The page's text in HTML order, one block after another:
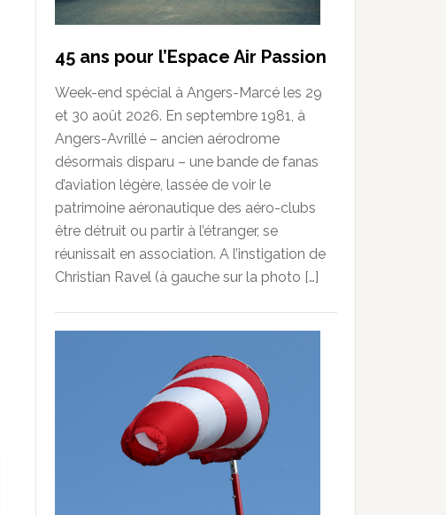
45 ans pour l’Espace Air Passion
Week-end spécial à Angers-Marcé les 29
et 30 août 2026. En septembre 1981, à
Angers-Avrillé – ancien aérodrome
désormais disparu – une bande de fanas
d’aviation légère, lassée de voir le
patrimoine aéronautique des aéro-clubs
être détruit ou partir à l’étranger, se
réunissait en association. A l’instigation de
Christian Ravel (à gauche sur la photo […]